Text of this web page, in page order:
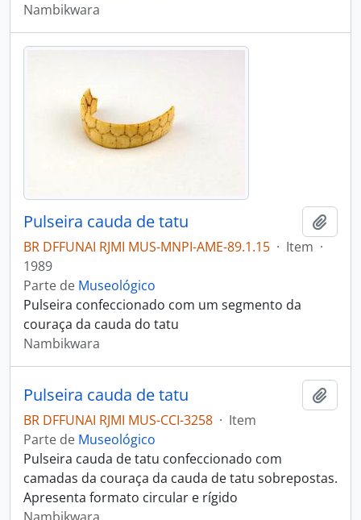
Nambikwara
Pulseira cauda de tatu
BR DFFUNAI RJMI MUS-MNPI-AME-89.1.15 · Item ·
1989
Parte de Museológico
Pulseira confeccionado com um segmento da
couraça da cauda do tatu
Nambikwara
Pulseira cauda de tatu
BR DFFUNAI RJMI MUS-CCI-3258 · Item
Parte de Museológico
Pulseira cauda de tatu confeccionado com
camadas da couraça da cauda de tatu sobrepostas.
Apresenta formato circular e rígido